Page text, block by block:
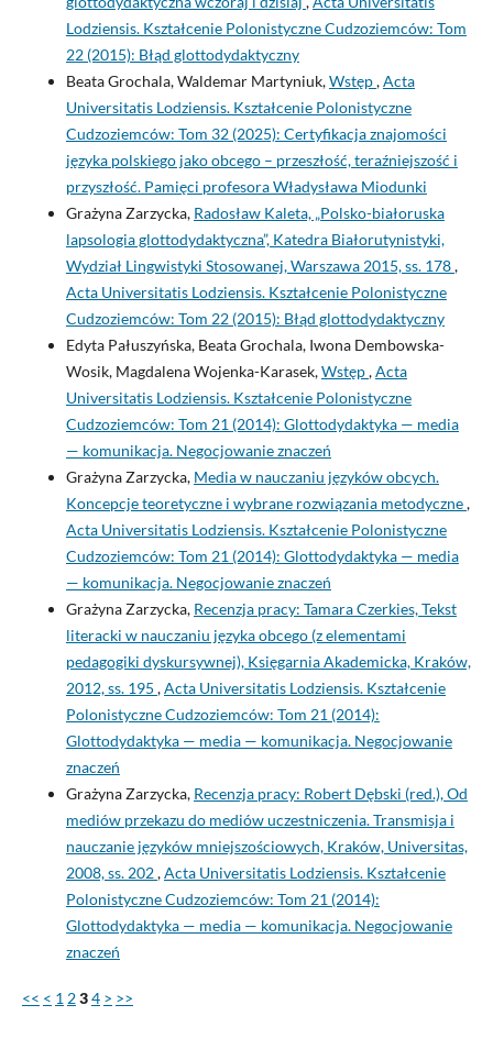
Lodziensis. Kształcenie Polonistyczne Cudzoziemców: Tom
22 (2015): Błąd glottodydaktyczny
Beata Grochala, Waldemar Martyniuk,Wstęp,Acta
Universitatis Lodziensis. Kształcenie Polonistyczne
Cudzoziemców: Tom 32 (2025): Certyfikacja znajomości
języka polskiego jako obcego – przeszłość, teraźniejszość i
przyszłość. Pamięci profesora Władysława Miodunki
Grażyna Zarzycka, Radosław Kaleta, „Polsko-białoruska
lapsologia glottodydaktyczna”, Katedra Białorutynistyki,
Wydział Lingwistyki Stosowanej, Warszawa 2015, ss. 178,
Acta Universitatis Lodziensis. Kształcenie Polonistyczne
Cudzoziemców: Tom 22 (2015): Błąd glottodydaktyczny
Edyta Pałuszyńska, Beata Grochala, Iwona Dembowska-
Wosik, Magdalena Wojenka-Karasek,Wstęp,Acta
Universitatis Lodziensis. Kształcenie Polonistyczne
Cudzoziemców: Tom 21 (2014): Glottodydaktyka — media
— komunikacja. Negocjowanie znaczeń
Grażyna Zarzycka, Media w nauczaniu języków obcych.
Koncepcje teoretyczne i wybrane rozwiązania metodyczne,
Acta Universitatis Lodziensis. Kształcenie Polonistyczne
Cudzoziemców: Tom 21 (2014): Glottodydaktyka — media
— komunikacja. Negocjowanie znaczeń
Grażyna Zarzycka, Recenzja pracy: Tamara Czerkies, Tekst
literacki w nauczaniu języka obcego (z elementami
pedagogiki dyskursywnej), Księgarnia Akademicka, Kraków,
2012, ss. 195 ,Acta Universitatis Lodziensis. Kształcenie
Polonistyczne Cudzoziemców: Tom 21 (2014):
Glottodydaktyka — media — komunikacja. Negocjowanie
znaczeń
Grażyna Zarzycka, Recenzja pracy: Robert Dębski (red.), Od
mediów przekazu do mediów uczestniczenia. Transmisja i
nauczanie języków mniejszościowych, Kraków, Universitas,
2008, ss. 202,Acta Universitatis Lodziensis. Kształcenie
Polonistyczne Cudzoziemców: Tom 21 (2014):
Glottodydaktyka — media — komunikacja. Negocjowanie
znaczeń
<< < 1 234 > >>